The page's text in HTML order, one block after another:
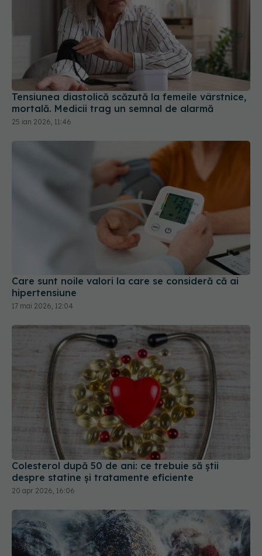
Tensiunea diastolică scăzută la femeile vârstnice,
mortală. Medicii trag un semnal de alarmă
25 ian 2026, 11:46
Care sunt noile valori la care se consideră că ai
hipertensiune
17 mai 2026, 12:04
Colesterol după 50 de ani: ce trebuie să știi
despre statine și tratamente eficiente
20 apr 2026, 16:06